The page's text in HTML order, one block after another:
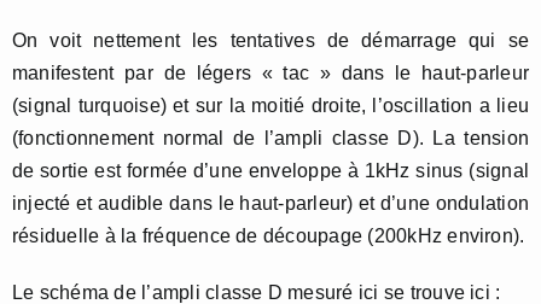
On voit nettement les tentatives de démarrage qui se
manifestent par de légers « tac » dans le haut-parleur
(signal turquoise) et sur la moitié droite, l’oscillation a lieu
(fonctionnement normal de l’ampli classe D). La tension
de sortie est formée d’une enveloppe à 1kHz sinus (signal
injecté et audible dans le haut-parleur) et d’une ondulation
résiduelle à la fréquence de découpage (200kHz environ).
Le schéma de l’ampli classe D mesuré ici se trouve ici :